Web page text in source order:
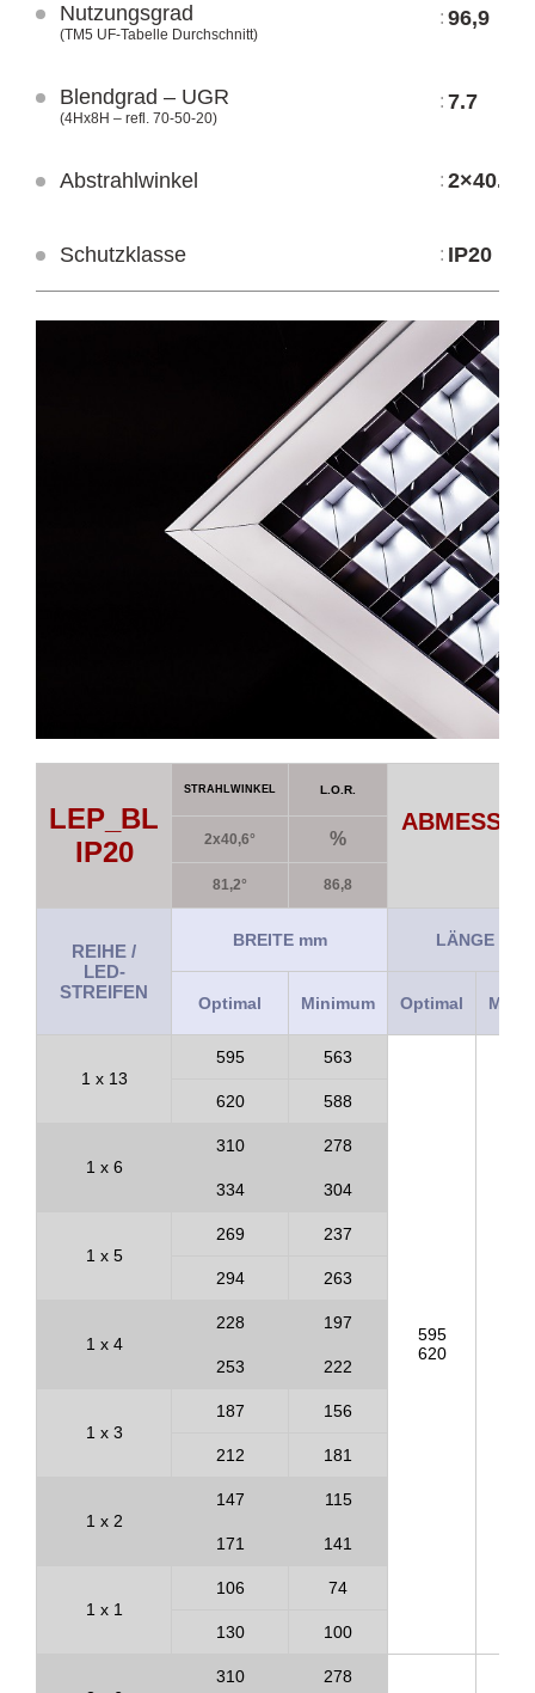
LEP BL IP20
LEP MC IP40
Nutzungsgrad
(TM5 UF-Tabelle Durchschnitt)
: 96,9
Blendgrad – UGR
(4Hx8H – refl. 70-50-20)
: 7.7
Abstrahlwinkel : 2×40.6°
Schutzklasse : IP20
LEP_BL
IP20
STRAHLWINKEL L.O.R.
2x40,6° %
81,2° 86,8
REIHE /
LED-
STREIFEN
BREITE mm LÄNGE mm
Optimal Minimum Optimal
1 x 13
595 563
595
620
620 588
1 x 6
310 278
334 304
1 x 5
269 237
294 263
1 x 4
228 197
253 222
1 x 3
187 156
212 181
1 x 2
147 115
171 141
1 x 1
106 74
130 100
310 278